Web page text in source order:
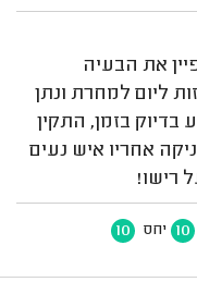
את הבעיה
ליום למחרת ונתן
בדיוק בזמן, התקין
אחריו איש נעים
רישו!
10 יחס 10